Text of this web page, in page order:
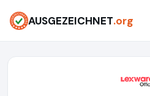
AUSGEZEICHNET.org